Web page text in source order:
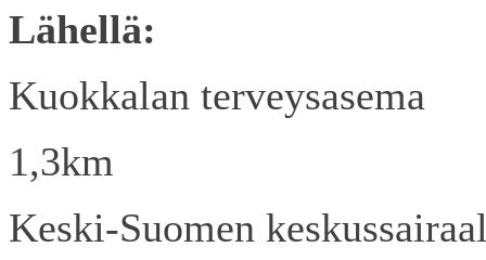
Lähellä:
Kuokkalan terveysasema
1,3km
Keski-Suomen